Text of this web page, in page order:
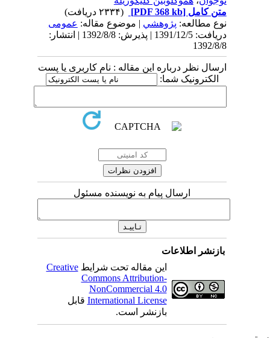
متن کامل[PDF 368 kb]
نوع مطالعه:پژوهشي| موضوع مقاله:عمومى
دریافت: 1391/12/5 | پذیرش: 1392/8/8 | انتشار:
1392/8/8
ارسال نظر درباره این مقاله : نام کاربری یا پست
الکترونیک شما:
ارسال پیام به نویسنده مسئول
بازنشر اطلاعات
این مقاله تحت شرایطCreative
Commons Attribution-
NonCommercial 4.0
International Licenseقابل
بازنشر است.